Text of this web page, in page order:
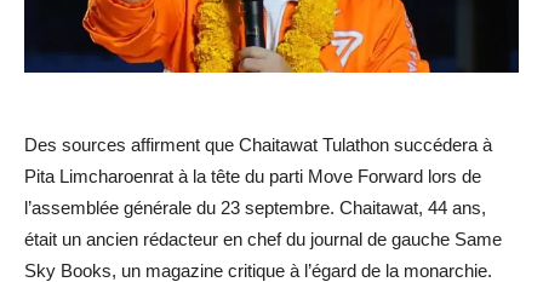
Des sources affirment que Chaitawat Tulathon succédera à
Pita Limcharoenrat à la tête du parti Move Forward lors de
l’assemblée générale du 23 septembre. Chaitawat, 44 ans,
était un ancien rédacteur en chef du journal de gauche Same
Sky Books, un magazine critique à l’égard de la monarchie.